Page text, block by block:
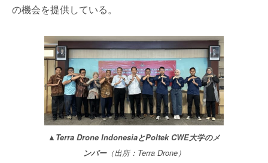
の機会を提供している。
▲Terra Drone IndonesiaとPoltek CWE大学のメ
ンバー（出所：Terra Drone）